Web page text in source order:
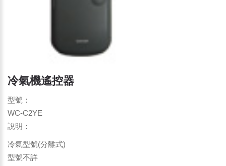
冷氣機遙控器
型號：
WC-C2YE
說明：
冷氣型號(分離式)
型號不詳